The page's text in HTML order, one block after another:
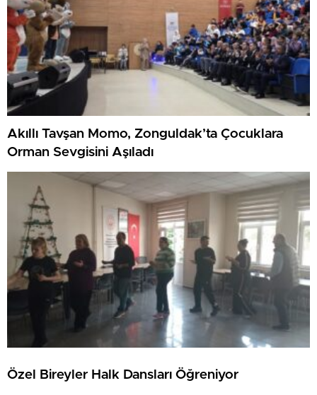
Akıllı Tavşan Momo, Zonguldak’ta Çocuklara
Orman Sevgisini Aşıladı
Özel Bireyler Halk Dansları Öğreniyor